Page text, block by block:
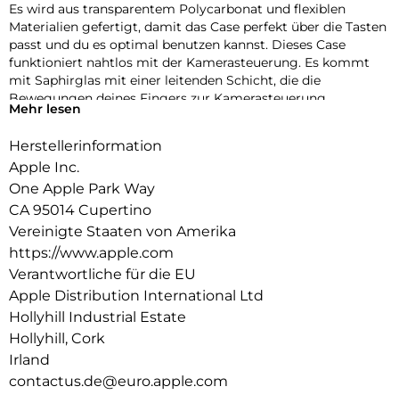
Es wird aus transparentem Poly­carbonat und flexiblen
Materialien gefertigt, damit das Case perfekt über die Tasten
passt und du es optimal benutzen kannst. Dieses Case
funktioniert nahtlos mit der Kamerasteuerung. Es kommt
mit Saphirglas mit einer leitenden Schicht, die die
Bewegungen deines Fingers zur Kamerasteuerung
überträgt.
Innen‑ und Außenseite haben eine kratzfeste Beschichtung.
Und alle Materialien und Beschich­tungen wurden optimiert,
um zu verhindern, dass das Case mit der Zeit vergilbt.
Mit integrierten Magneten, die sich perfekt am iPhone 16
ausrichten, hält das Case ganz einfach und sorgt für
schnelleres kabel­loses Laden. Lass dein iPhone beim Laden
einfach im Case und docke dein MagSafe Ladegerät an oder
leg es auf dein Qi2 oder Qi zertifiziertes Ladegerät.
Wie jedes von Apple entwickelte Case durchläuft es im Laufe
des Design‑ und Fertigungs­prozesses Tausende von
Teststunden. Deshalb sieht es nicht nur großartig aus,
sondern ist auch dafür gemacht, dein iPhone vor Kratzern
und bei Stürzen zu schützen.
Mehr lesen
Herstellerinformation
Apple Inc.
One Apple Park Way
CA 95014 Cupertino
Vereinigte Staaten von Amerika
https://www.apple.com
Verantwortliche für die EU
Apple Distribution International Ltd
Hollyhill Industrial Estate
Hollyhill, Cork
Irland
contactus.de@euro.apple.com